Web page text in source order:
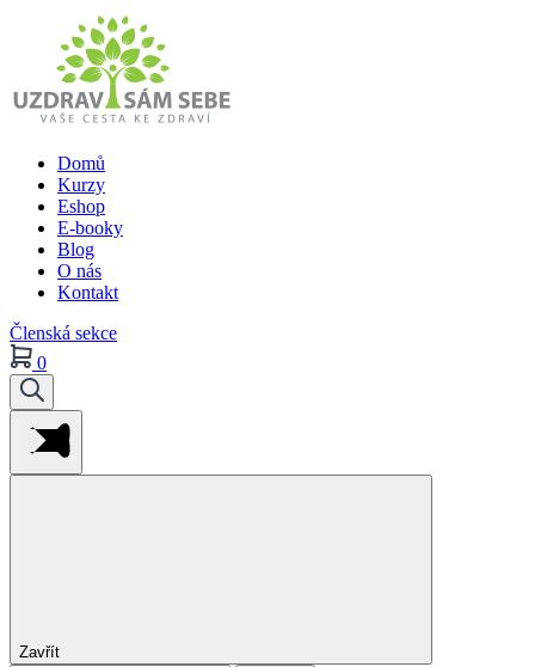
Domů
Kurzy
Eshop
E-booky
Blog
O nás
Kontakt
Členská sekce
0
Zavřít